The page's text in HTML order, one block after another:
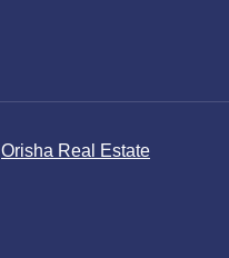
Orisha Real Estate